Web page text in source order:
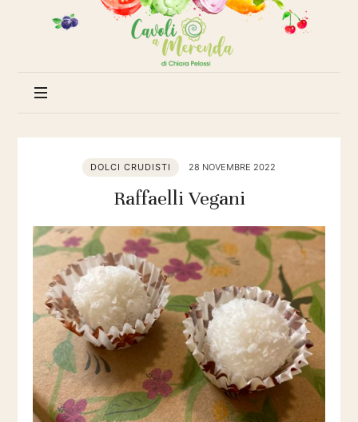
DOLCI CRUDISTI 28 NOVEMBRE 2022
Raffaelli Vegani